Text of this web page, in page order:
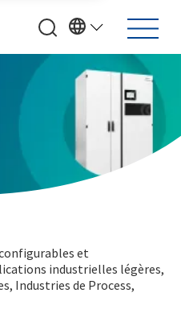
et
industrielles légères,
Industries de Process,